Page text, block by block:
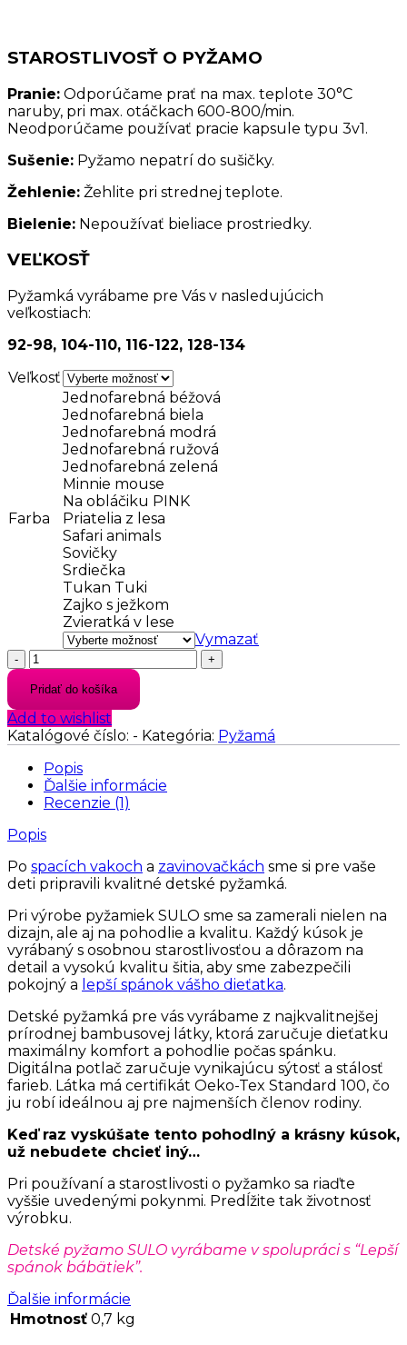
STAROSTLIVOSŤ O PYŽAMO
Pranie: Odporúčame prať na max. teplote 30°C
naruby, pri max. otáčkach 600-800/min.
Neodporúčame používať pracie kapsule typu 3v1.
Sušenie: Pyžamo nepatrí do sušičky.
Žehlenie: Žehlite pri strednej teplote.
Bielenie: Nepoužívať bieliace prostriedky.
VEĽKOSŤ
Pyžamká vyrábame pre Vás v nasledujúcich
veľkostiach:
92-98, 104-110, 116-122, 128-134
Veľkosť
Farba
Jednofarebná béžová
Jednofarebná biela
Jednofarebná modrá
Jednofarebná ružová
Jednofarebná zelená
Minnie mouse
Na obláčiku PINK
Priatelia z lesa
Safari animals
Sovičky
Srdiečka
Tukan Tuki
Zajko s ježkom
Zvieratká v lese
Vymazať
množstvo
pyžamo
dievčenské
SULO
–
dlhé
Pridať do košíka
Add to wishlist
Katalógové číslo: - Kategória: Pyžamá
Popis
Ďalšie informácie
Recenzie (1)
Popis
Po spacích vakoch a zavinovačkách sme si pre vaše
deti pripravili kvalitné detské pyžamká.
Pri výrobe pyžamiek SULO sme sa zamerali nielen na
dizajn, ale aj na pohodlie a kvalitu. Každý kúsok je
vyrábaný s osobnou starostlivosťou a dôrazom na
detail a vysokú kvalitu šitia, aby sme zabezpečili
pokojný a lepší spánok vášho dieťatka.
Detské pyžamká pre vás vyrábame z najkvalitnejšej
prírodnej bambusovej látky, ktorá zaručuje dieťatku
maximálny komfort a pohodlie počas spánku.
Digitálna potlač zaručuje vynikajúcu sýtosť a stálosť
farieb. Látka má certifikát Oeko-Tex Standard 100, čo
ju robí ideálnou aj pre najmenších členov rodiny.
Keď raz vyskúšate tento pohodlný a krásny kúsok,
už nebudete chcieť iný…
Pri používaní a starostlivosti o pyžamko sa riaďte
vyššie uvedenými pokynmi. Predĺžite tak životnosť
výrobku.
Detské pyžamo SULO vyrábame v spolupráci s “Lepší
spánok bábätiek”.
Ďalšie informácie
Hmotnosť 0,7 kg